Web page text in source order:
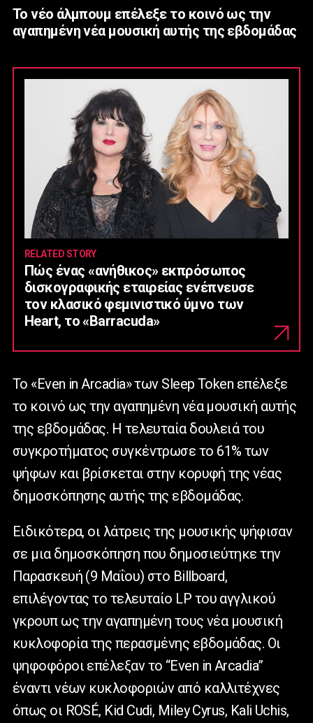
Το νέο άλμπουμ επέλεξε το κοινό ως την
αγαπημένη νέα μουσική αυτής της εβδομάδας
RELATED STORY
Πώς ένας «ανήθικος» εκπρόσωπος
δισκογραφικής εταιρείας ενέπνευσε
τον κλασικό φεμινιστικό ύμνο των
Heart, το «Barracuda»
Το «Even in Arcadia» των Sleep Token επέλεξε
το κοινό ως την αγαπημένη νέα μουσική αυτής
της εβδομάδας. Η τελευταία δουλειά του
συγκροτήματος συγκέντρωσε το 61% των
ψήφων και βρίσκεται στην κορυφή της νέας
δημοσκόπησης αυτής της εβδομάδας.
Ειδικότερα, οι λάτρεις της μουσικής ψήφισαν
σε μια δημοσκόπηση που δημοσιεύτηκε την
Παρασκευή (9 Μαΐου) στο Billboard,
επιλέγοντας το τελευταίο LP του αγγλικού
γκρουπ ως την αγαπημένη τους νέα μουσική
κυκλοφορία της περασμένης εβδομάδας. Οι
ψηφοφόροι επέλεξαν το “Even in Arcadia”
έναντι νέων κυκλοφοριών από καλλιτέχνες
όπως οι ROSÉ, Kid Cudi, Miley Cyrus, Kali Uchis,